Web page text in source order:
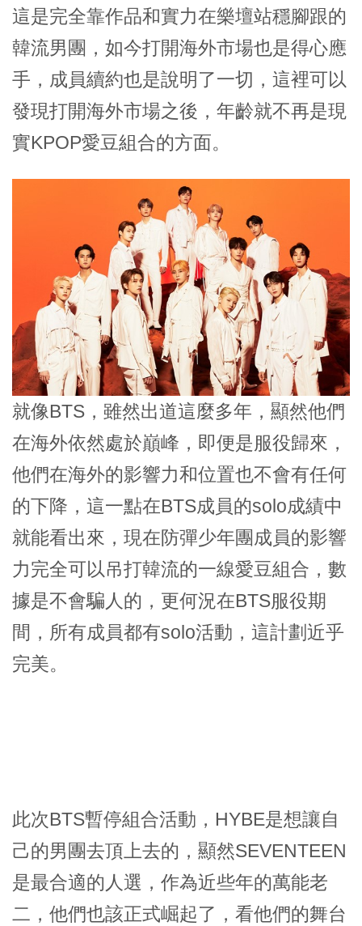
這是完全靠作品和實力在樂壇站穩腳跟的
韓流男團，如今打開海外市場也是得心應
手，成員續約也是說明了一切，這裡可以
發現打開海外市場之後，年齡就不再是現
實KPOP愛豆組合的方面。
就像BTS，雖然出道這麼多年，顯然他們
在海外依然處於巔峰，即便是服役歸來，
他們在海外的影響力和位置也不會有任何
的下降，這一點在BTS成員的solo成績中
就能看出來，現在防彈少年團成員的影響
力完全可以吊打韓流的一線愛豆組合，數
據是不會騙人的，更何況在BTS服役期
間，所有成員都有solo活動，這計劃近乎
完美。
此次BTS暫停組合活動，HYBE是想讓自
己的男團去頂上去的，顯然SEVENTEEN
是最合適的人選，作為近些年的萬能老
二，他們也該正式崛起了，看他們的舞台